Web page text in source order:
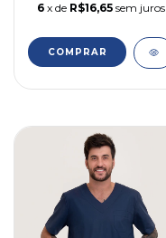
6 x de R$16,65 sem juros
COMPRAR